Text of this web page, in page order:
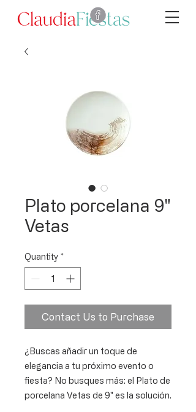
Plato porcelana 9"
Vetas
Quantity *
Contact Us to Purchase
¿Buscas añadir un toque de
elegancia a tu próximo evento o
fiesta? No busques más: el Plato de
porcelana Vetas de 9" es la solución.